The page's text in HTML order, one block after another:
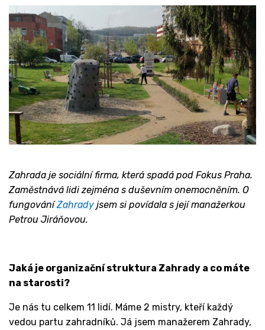
Zahrada je sociální firma, která spadá pod Fokus Praha.
Zaměstnává lidi zejména s duševním onemocněním. O
fungováníZahrady jsem si povídala s její manažerkou
Petrou Jiráňovou.
Jaká je organizační struktura Zahrady a co máte
na starosti?
Je nás tu celkem 11 lidí. Máme 2 mistry, kteří každý
vedou partu zahradníků. Já jsem manažerem Zahrady,